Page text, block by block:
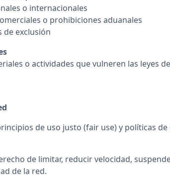
o internacionales
o prohibiciones aduanales
de exclusión
o actividades que vulneren las
de uso justo (fair use) y políticas
de limitar, reducir velocidad,
de la red.